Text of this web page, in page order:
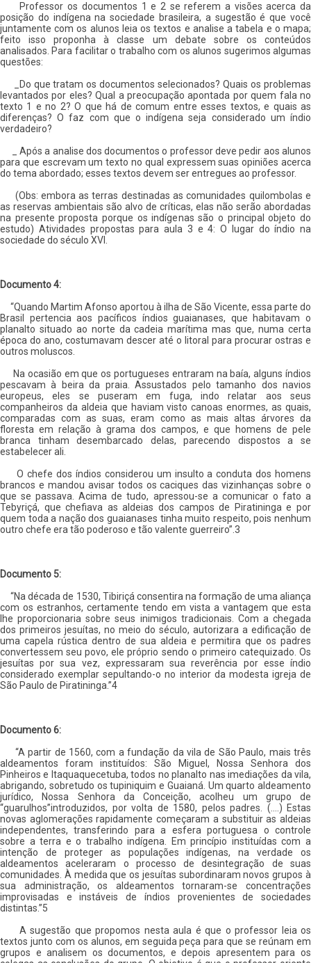
Professor os documentos 1 e 2 se referem a visões acerca da
posição do indígena na sociedade brasileira, a sugestão é que você
juntamente com os alunos leia os textos e analise a tabela e o mapa;
feito isso proponha à classe um debate sobre os conteúdos
analisados. Para facilitar o trabalho com os alunos sugerimos algumas
questões:
_Do que tratam os documentos selecionados? Quais os problemas
levantados por eles? Qual a preocupação apontada por quem fala no
texto 1 e no 2? O que há de comum entre esses textos, e quais as
diferenças? O faz com que o indígena seja considerado um índio
verdadeiro?
_ Após a analise dos documentos o professor deve pedir aos alunos
para que escrevam um texto no qual expressem suas opiniões acerca
do tema abordado; esses textos devem ser entregues ao professor.
(Obs: embora as terras destinadas as comunidades quilombolas e
as reservas ambientais são alvo de críticas, elas não serão abordadas
na presente proposta porque os indígenas são o principal objeto do
estudo) Atividades propostas para aula 3 e 4: O lugar do índio na
sociedade do século XVI.
Documento 4:
“Quando Martim Afonso aportou à ilha de São Vicente, essa parte do
Brasil pertencia aos pacíficos índios guaianases, que habitavam o
planalto situado ao norte da cadeia marítima mas que, numa certa
época do ano, costumavam descer até o litoral para procurar ostras e
outros moluscos.
Na ocasião em que os portugueses entraram na baía, alguns índios
pescavam à beira da praia. Assustados pelo tamanho dos navios
europeus, eles se puseram em fuga, indo relatar aos seus
companheiros da aldeia que haviam visto canoas enormes, as quais,
comparadas com as suas, eram como as mais altas árvores da
floresta em relação à grama dos campos, e que homens de pele
branca tinham desembarcado delas, parecendo dispostos a se
estabelecer ali.
O chefe dos índios considerou um insulto a conduta dos homens
brancos e mandou avisar todos os caciques das vizinhanças sobre o
que se passava. Acima de tudo, apressou-se a comunicar o fato a
Tebyriçá, que chefiava as aldeias dos campos de Piratininga e por
quem toda a nação dos guaianases tinha muito respeito, pois nenhum
outro chefe era tão poderoso e tão valente guerreiro”.3
Documento 5:
“Na década de 1530, Tibiriçá consentira na formação de uma aliança
com os estranhos, certamente tendo em vista a vantagem que esta
lhe proporcionaria sobre seus inimigos tradicionais. Com a chegada
dos primeiros jesuítas, no meio do século, autorizara a edificação de
uma capela rústica dentro de sua aldeia e permitira que os padres
convertessem seu povo, ele próprio sendo o primeiro catequizado. Os
jesuítas por sua vez, expressaram sua reverência por esse índio
considerado exemplar sepultando-o no interior da modesta igreja de
São Paulo de Piratininga.”4
Documento 6:
“A partir de 1560, com a fundação da vila de São Paulo, mais três
aldeamentos foram instituídos: São Miguel, Nossa Senhora dos
Pinheiros e Itaquaquecetuba, todos no planalto nas imediações da vila,
abrigando, sobretudo os tupiniquim e Guaianá. Um quarto aldeamento
jurídico, Nossa Senhora da Conceição, acolheu um grupo de
“guarulhos”introduzidos, por volta de 1580, pelos padres. (....) Estas
novas aglomerações rapidamente começaram a substituir as aldeias
independentes, transferindo para a esfera portuguesa o controle
sobre a terra e o trabalho indígena. Em princípio instituídas com a
intenção de proteger as populações indígenas, na verdade os
aldeamentos aceleraram o processo de desintegração de suas
comunidades. À medida que os jesuítas subordinaram novos grupos à
sua administração, os aldeamentos tornaram-se concentrações
improvisadas e instáveis de índios provenientes de sociedades
distintas.”5
A sugestão que propomos nesta aula é que o professor leia os
textos junto com os alunos, em seguida peça para que se reúnam em
grupos e analisem os documentos, e depois apresentem para os